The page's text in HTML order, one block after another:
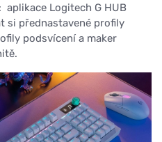
aplikace Logitech G HUB
si přednastavené profily
podsvícení a maker